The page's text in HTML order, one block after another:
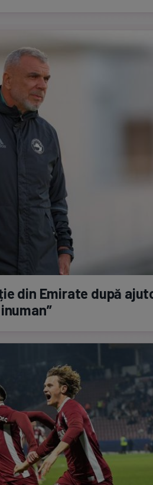
din Emirate după